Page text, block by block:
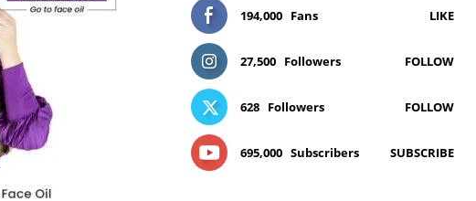
194,000 Fans LIKE
27,500 Followers FOLLOW
628 Followers FOLLOW
695,000 Subscribers SUBSCRIBE